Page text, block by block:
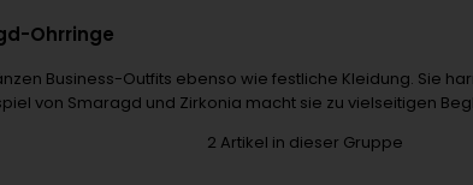
Ohrringe
Business-Outfits ebenso wie festliche Kleidung. Sie
von Smaragd und Zirkonia macht sie zu vielseitigen
2 Artikel in dieser Gruppe